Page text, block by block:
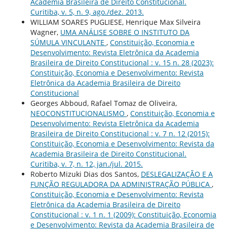
Curitiba, v. 5, n. 9, ago./dez. 2013.
WILLIAM SOARES PUGLIESE, Henrique Max Silveira
Wagner, UMA ANÁLISE SOBRE O INSTITUTO DA
SÚMULA VINCULANTE , Constituição, Economia e
Desenvolvimento: Revista Eletrônica da Academia
Brasileira de Direito Constitucional : v. 15 n. 28 (2023):
Constituição, Economia e Desenvolvimento: Revista
Eletrônica da Academia Brasileira de Direito
Constitucional
Georges Abboud, Rafael Tomaz de Oliveira,
NEOCONSTITUCIONALISMO , Constituição, Economia e
Desenvolvimento: Revista Eletrônica da Academia
Brasileira de Direito Constitucional : v. 7 n. 12 (2015):
Constituição, Economia e Desenvolvimento: Revista da
Academia Brasileira de Direito Constitucional.
Curitiba, v. 7, n. 12, jan./jul. 2015.
Roberto Mizuki Dias dos Santos, DESLEGALIZAÇÃO E A
FUNÇÃO REGULADORA DA ADMINISTRAÇÃO PÚBLICA ,
Constituição, Economia e Desenvolvimento: Revista
Eletrônica da Academia Brasileira de Direito
Constitucional : v. 1 n. 1 (2009): Constituição, Economia
e Desenvolvimento: Revista da Academia Brasileira de